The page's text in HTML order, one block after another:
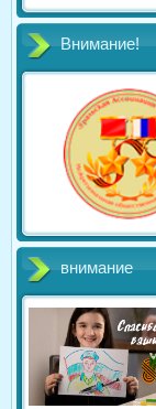
Внимание!
внимание